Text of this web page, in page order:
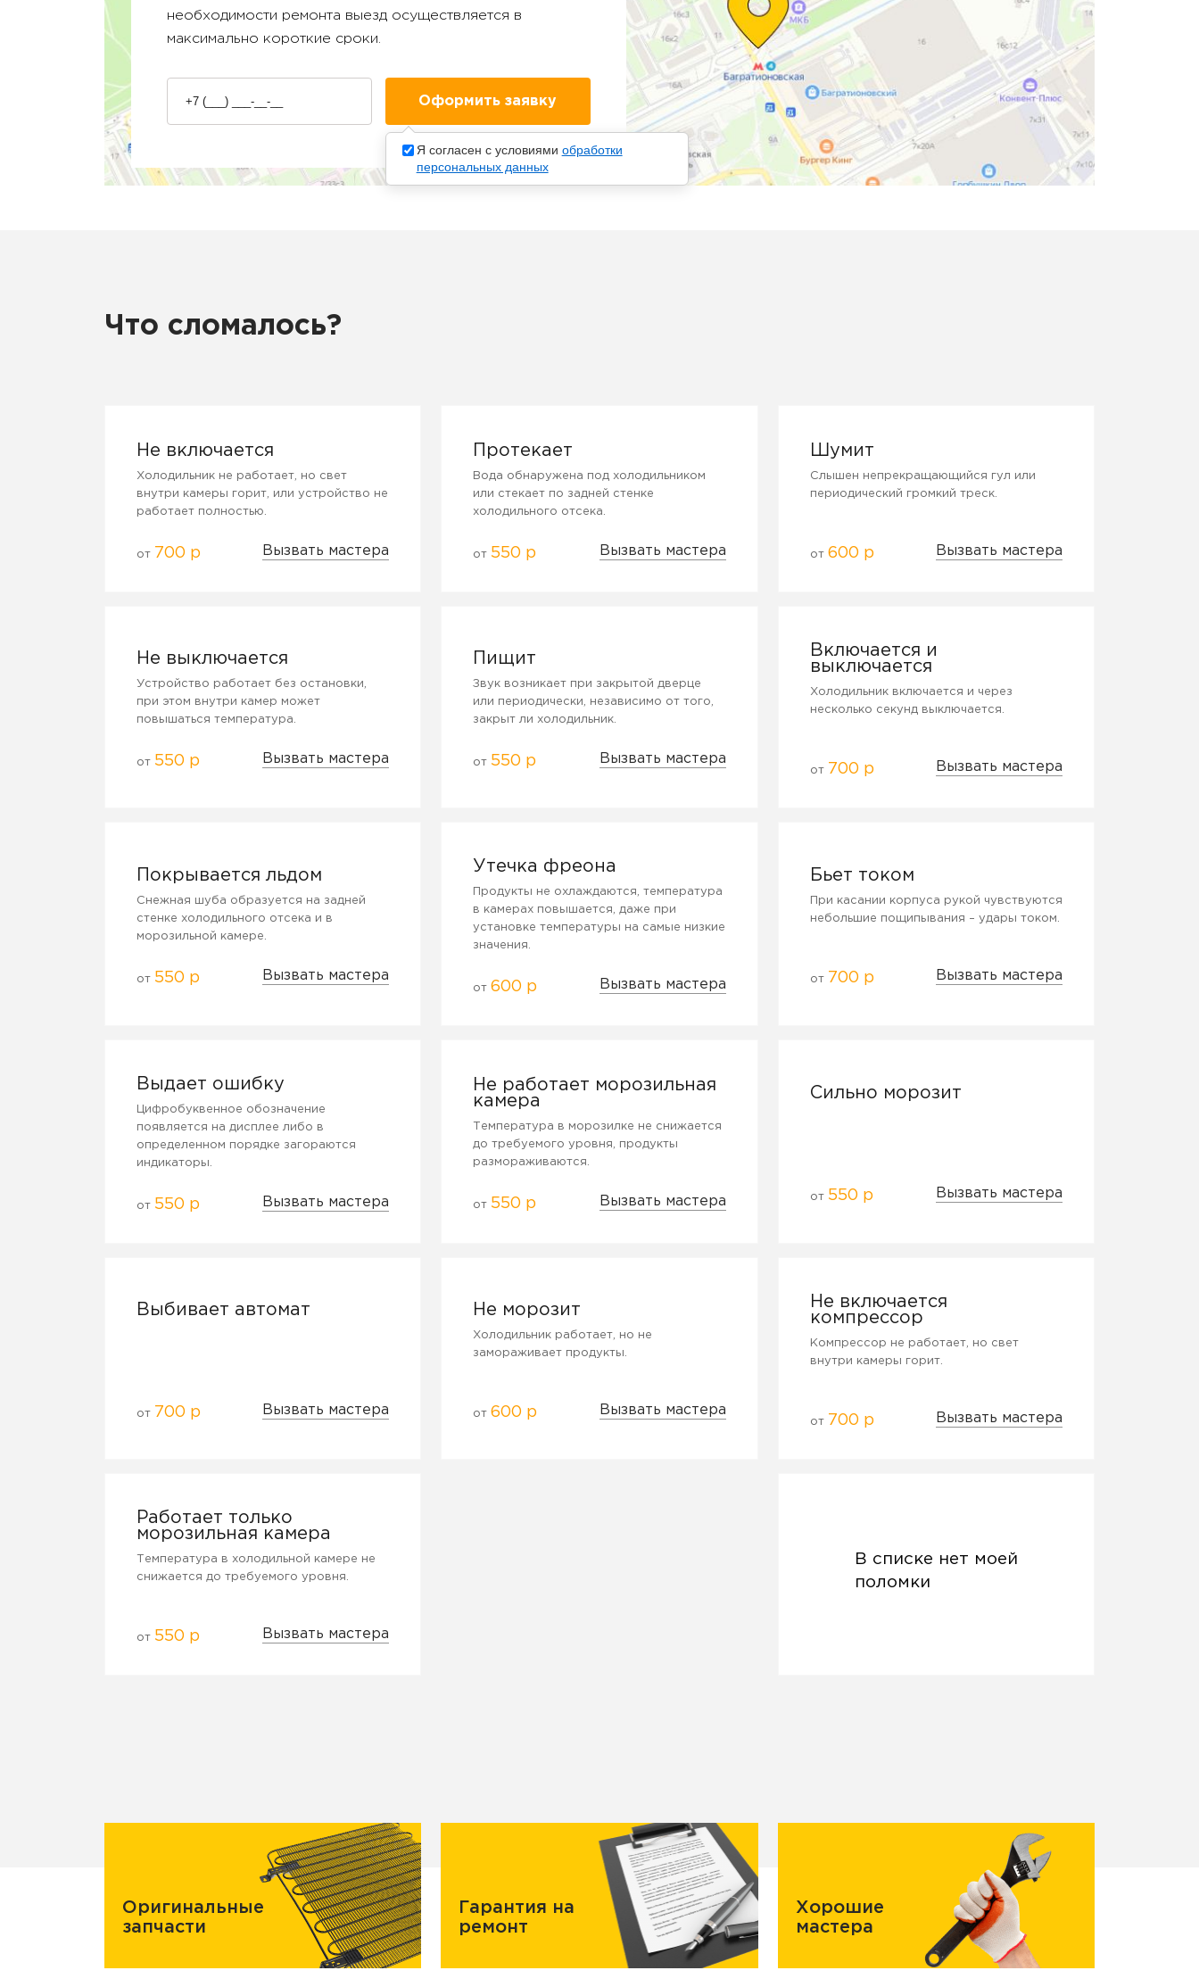
необходимости ремонта выезд осуществляется в
максимально короткие сроки.
Что сломалось?
Не включается
Холодильник не работает, но свет
внутри камеры горит, или устройство не
работает полностью.
от 700 р Вызвать мастера
Протекает
Вода обнаружена под холодильником
или стекает по задней стенке
холодильного отсека.
от 550 р Вызвать мастера
Шумит
Слышен непрекращающийся гул или
периодический громкий треск.
от 600 р Вызвать мастера
Не выключается
Устройство работает без остановки,
при этом внутри камер может
повышаться температура.
от 550 р Вызвать мастера
Пищит
Звук возникает при закрытой дверце
или периодически, независимо от того,
закрыт ли холодильник.
от 550 р Вызвать мастера
Включается и
выключается
Холодильник включается и через
несколько секунд выключается.
от 700 р Вызвать мастера
Покрывается льдом
Снежная шуба образуется на задней
стенке холодильного отсека и в
морозильной камере.
от 550 р Вызвать мастера
Утечка фреона
Продукты не охлаждаются, температура
в камерах повышается, даже при
установке температуры на самые низкие
значения.
от600 р Вызвать мастера
Бьет током
При касании корпуса рукой чувствуются
небольшие пощипывания – удары током.
от 700 р Вызвать мастера
Выдает ошибку
Цифробуквенное обозначение
появляется на дисплее либо в
определенном порядке загораются
индикаторы.
от 550 р Вызвать мастера
Не работает морозильная
камера
Температура в морозилке не снижается
до требуемого уровня, продукты
размораживаются.
от 550 р Вызвать мастера
Сильно морозит
от 550 р Вызвать мастера
Выбивает автомат
от 700 р Вызвать мастера
Не морозит
Холодильник работает, но не
замораживает продукты.
от600 р Вызвать мастера
Не включается
компрессор
Компрессор не работает, но свет
внутри камеры горит.
от 700 р Вызвать мастера
Работает только
морозильная камера
Температура в холодильной камере не
снижается до требуемого уровня.
от 550 р Вызвать мастера
В списке нет моей
поломки
Оригинальные
запчасти
Гарантия на
ремонт
Хорошие
мастера
Я согласен с условиями обработки
персональных данных